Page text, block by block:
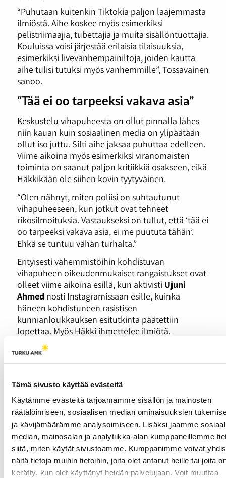
Tämä sivusto käyttää evästeitä
Käytämme evästeitä tarjoamamme sisällön ja mainosten
räätälöimiseen, sosiaalisen median ominaisuuksien
ja kävijämäärämme analysoimiseen. Lisäksi jaamme
median, mainosalan ja analytiikka-alan kumppaneillemme
siitä, miten käytät sivustoamme. Kumppanimme voivat
näitä tietoja muihin tietoihin, joita olet antanut heille tai joita
kerätty, kun olet käyttänyt heidän palvelujaan. Voit muuttaa
“Puhutaan kuitenkin Tiktokia paljon laajemmasta
ilmiöstä. Aihe koskee myös esimerkiksi
pelistriimaajia, tubettajia ja muita sisällöntuottajia.
Kouluissa voisi järjestää erilaisia tilaisuuksia,
esimerkiksi livevanhempainiltoja, joiden kautta
aihe tulisi tutuksi myös vanhemmille”, Tossavainen
sanoo.
“Tää ei oo tarpeeksi vakava asia”
Keskustelu vihapuheesta on ollut pinnalla lähes
niin kauan kuin sosiaalinen media on ylipäätään
ollut iso juttu. Silti aihe jaksaa puhuttaa edelleen.
Viime aikoina myös esimerkiksi viranomaisten
toiminta on saanut paljon kritiikkiä osakseen, eikä
Häkkikään ole siihen kovin tyytyväinen.
“Olen nähnyt, miten poliisi on suhtautunut
vihapuheeseen, kun jotkut ovat tehneet
rikosilmoituksia. Vastaukseksi on tullut, että ‘tää ei
oo tarpeeksi vakava asia, ei me puututa tähän’.
Ehkä se tuntuu vähän turhalta.”
Erityisesti vähemmistöihin kohdistuvan
vihapuheen oikeudenmukaiset rangaistukset ovat
olleet viime aikoina esillä, kun aktivisti Ujuni
Ahmed nosti Instagramissaan esille, kuinka
häneen kohdistuneen rasistisen
kunnianloukkauksen esitutkinta päätettiin
lopettaa. Myös Häkki ihmettelee ilmiötä.
“Vähemmistöihin kohdistuva viha on niin näkyvää
ja normalisoitua. Jos meidän kansanedustajat saa
somessa ja kirjoitella ihan mitä tahansa, niin
minkälaisen viestin se antaa kaikille muille, jos
sellainen on okei kansanedustajilta tehdä”, Häkki
ihmettelee.
Pehkonen on pohtinut rooliaan somevaikuttajana
sekä sitä, millä tavalla voisi lisätä keskustelua
vihapuheesta ja siihen puuttumisesta.